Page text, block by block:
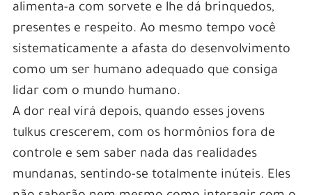
alimenta-a com sorvete e lhe dá brinquedos,
presentes e respeito. Ao mesmo tempo você
sistematicamente a afasta do desenvolvimento
como um ser humano adequado que consiga
lidar com o mundo humano.
A dor real virá depois, quando esses jovens
tulkus crescerem, com os hormônios fora de
controle e sem saber nada das realidades
mundanas, sentindo-se totalmente inúteis. Eles